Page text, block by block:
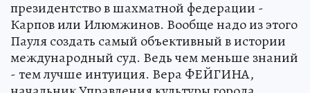
президентство в шахматной федерации -
Карпов или Илюмжинов. Вообще надо из этого
Пауля создать самый объективный в истории
международный суд. Ведь чем меньше знаний
- тем лучше интуиция. Вера ФЕЙГИНА,